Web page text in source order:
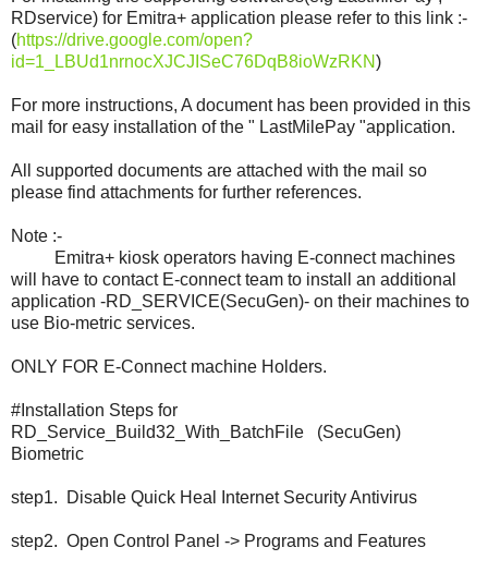
RDservice) for Emitra+ application please refer to this link :-
(https://drive.google.com/open?
id=1_LBUd1nrnocXJCJISeC76DqB8ioWzRKN)
For more instructions, A document has been provided in this
mail for easy installation of the " LastMilePay "application.
All supported documents are attached with the mail so
please find attachments for further references.
Note :-
Emitra+ kiosk operators having E-connect machines
will have to contact E-connect team to install an additional
application -RD_SERVICE(SecuGen)- on their machines to
use Bio-metric services.
ONLY FOR E-Connect machine Holders.
#Installation Steps for
RD_Service_Build32_With_BatchFile (SecuGen)
Biometric
step1. Disable Quick Heal Internet Security Antivirus
step2. Open Control Panel -> Programs and Features